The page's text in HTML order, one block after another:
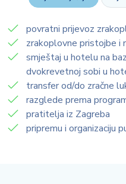
povratni prijevoz
zrakoplovne pristojbe i
smještaj u hotelu na
dvokrevetnoj sobi u
transfer od/do zračne
razglede prema
pratitelja iz Zagreba
pripremu i organizaciju